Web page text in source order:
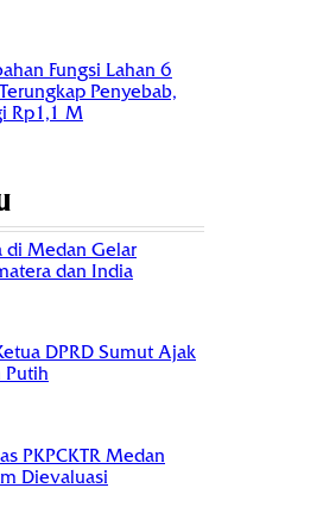
Fungsi Lahan 6
Penyebab,
Rp1,1 M
di Medan Gelar
dan India
DPRD Sumut Ajak
Putih
PKPCKTR Medan
Dievaluasi